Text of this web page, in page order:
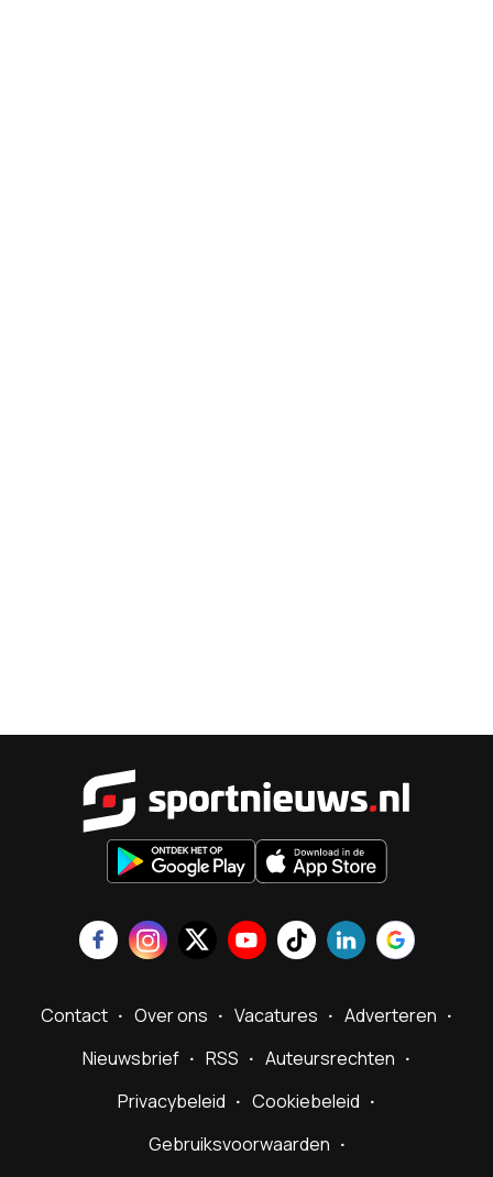
Contact Over ons Vacatures
Adverteren
Nieuwsbrief
RSS
Auteursrechten
Privacybeleid
Cookiebeleid
Gebruiksvoorwaarden